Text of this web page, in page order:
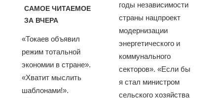
САМОЕ ЧИТАЕМОЕ
ЗА ВЧЕРА
«Токаев объявил
режим тотальной
экономии в стране».
«Хватит мыслить
шаблонами!».
годы независимости
страны нацпроект
модернизации
энергетического и
коммунального
секторов». «Если бы
я стал министром
сельского хозяйства